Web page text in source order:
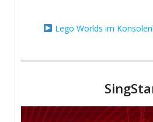
Lego Worlds im